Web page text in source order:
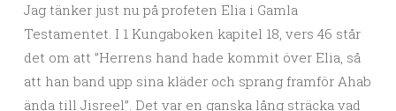
Jag tänker just nu på profeten Elia i Gamla
Testamentet. I 1 Kungaboken kapitel 18, vers 46 står
det om att ”Herrens hand hade kommit över Elia, så
att han band upp sina kläder och sprang framför Ahab
ända till Jisreel”. Det var en ganska lång sträcka vad